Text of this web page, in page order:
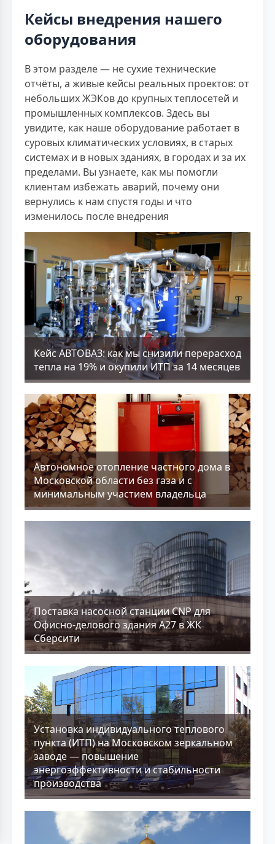
Кейсы внедрения нашего
оборудования
В этом разделе — не сухие технические
отчёты, а живые кейсы реальных проектов: от
небольших ЖЭКов до крупных теплосетей и
промышленных комплексов. Здесь вы
увидите, как наше оборудование работает в
суровых климатических условиях, в старых
системах и в новых зданиях, в городах и за их
пределами. Вы узнаете, как мы помогли
клиентам избежать аварий, почему они
вернулись к нам спустя годы и что
изменилось после внедрения
Кейс АВТОВАЗ: как мы снизили перерасход
тепла на 19% и окупили ИТП за 14 месяцев
Aвтономное отопление частного дома в
Московской области без газа и с
минимальным участием владельца
Поставка насосной станции CNP для
Офисно-делового здания А27 в ЖК
Сберсити
Установка индивидуального теплового
пункта (ИТП) на Московском зеркальном
заводе — повышение
энергоэффективности и стабильности
производства